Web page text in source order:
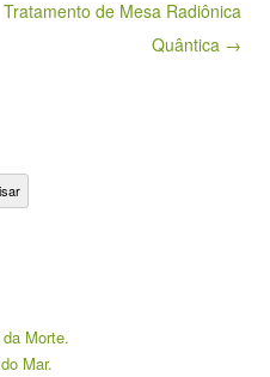
Tratamento de Mesa Radiônica
Quântica →
Morte.
Mar.